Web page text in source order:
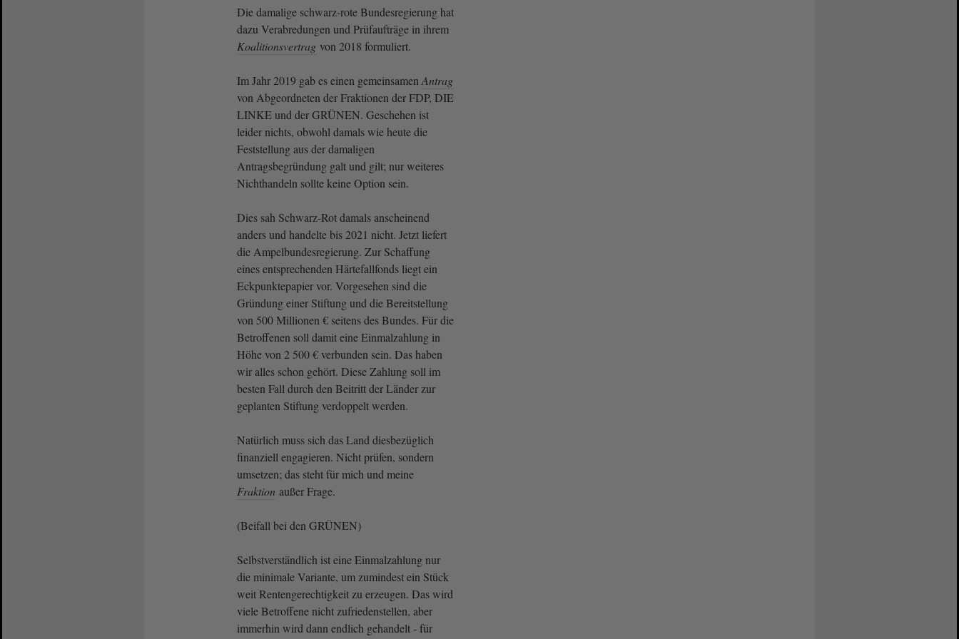
Die damalige schwarz-rote Bundesregierung hat
dazu Verabredungen und Prüfaufträge in ihrem
Koalitionsvertrag von 2018 formuliert.
Im Jahr 2019 gab es einen gemeinsamen Antrag
von Abgeordneten der Fraktionen der FDP, DIE
LINKE und der GRÜNEN. Geschehen ist
leider nichts, obwohl damals wie heute die
Feststellung aus der damaligen
Antragsbegründung galt und gilt; nur weiteres
Nichthandeln sollte keine Option sein.
Dies sah Schwarz-Rot damals anscheinend
anders und handelte bis 2021 nicht. Jetzt liefert
die Ampelbundesregierung. Zur Schaffung
eines entsprechenden Härtefallfonds liegt ein
Eckpunktepapier vor. Vorgesehen sind die
Gründung einer Stiftung und die Bereitstellung
von 500 Millionen € seitens des Bundes. Für die
Betroffenen soll damit eine Einmalzahlung in
Höhe von 2 500 € verbunden sein. Das haben
wir alles schon gehört. Diese Zahlung soll im
besten Fall durch den Beitritt der Länder zur
geplanten Stiftung verdoppelt werden.
Natürlich muss sich das Land diesbezüglich
finanziell engagieren. Nicht prüfen, sondern
umsetzen; das steht für mich und meine
Fraktion außer Frage.
(Beifall bei den GRÜNEN)
Selbstverständlich ist eine Einmalzahlung nur
die minimale Variante, um zumindest ein Stück
weit Rentengerechtigkeit zu erzeugen. Das wird
viele Betroffene nicht zufriedenstellen, aber
immerhin wird dann endlich gehandelt - für